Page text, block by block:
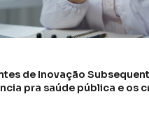
de Inovação
pra saúde pública e os